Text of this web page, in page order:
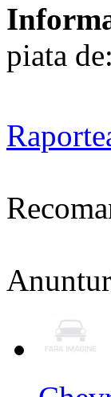
piata